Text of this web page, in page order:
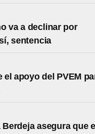
va a declinar por
sentencia
apoyo del PVEM
asegura que